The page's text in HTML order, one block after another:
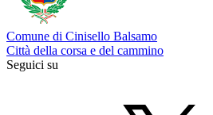
Comune di Cinisello Balsamo
Città della corsa e del cammino
Seguici su